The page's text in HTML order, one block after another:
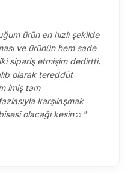
hızlı şekilde
ve ürünün hem sade
olarak tereddüt
imiş tam
karşılaşmak
olacağı kesin☺️"